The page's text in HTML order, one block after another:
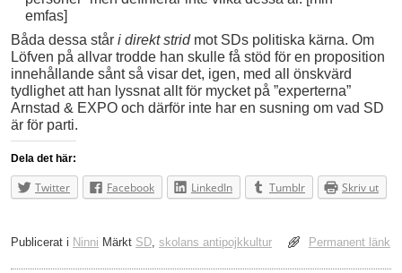
emfas]
Båda dessa står i direkt stridmot SDs politiska kärna. Om
Löfven på allvar trodde han skulle få stöd för en proposition
innehållande sånt så visar det, igen, med all önskvärd
tydlighet att han lyssnat allt för mycket på ”experterna”
Arnstad & EXPO och därför inte har en susning om vad SD
är för parti.
Dela det här:
Twitter Facebook LinkedIn Tumblr Skriv ut
Publicerat i Ninni Märkt SD skolans antipojkkultur Permanent länk